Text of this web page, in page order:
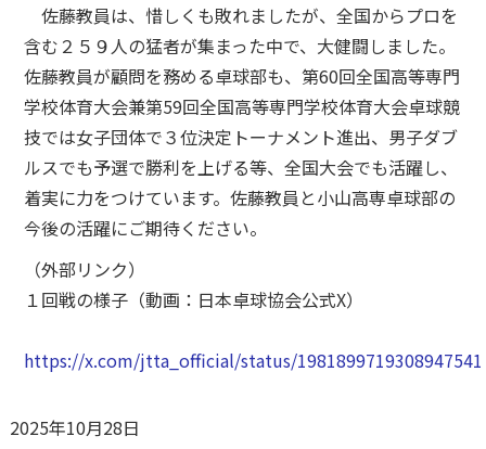
佐藤教員は、惜しくも敗れましたが、全国からプロを
含む２５９人の猛者が集まった中で、大健闘しました。
佐藤教員が顧問を務める卓球部も、第60回全国高等専門
学校体育大会兼第59回全国高等専門学校体育大会卓球競
技では女子団体で３位決定トーナメント進出、男子ダブ
ルスでも予選で勝利を上げる等、全国大会でも活躍し、
着実に力をつけています。佐藤教員と小山高専卓球部の
今後の活躍にご期待ください。
（外部リンク）
１回戦の様子（動画：日本卓球協会公式X）
https://x.com/jtta_official/status/1981899719308947541
2025年10月28日